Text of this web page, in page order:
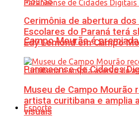
Campo Mourão é
Paranaense de Cidades
Esporte
Cerimônia de abertura
Escolares do Paraná terá
Edy Lemond em Campo
Museu de Campo Mourão
artista curitibana e amplia
visuais